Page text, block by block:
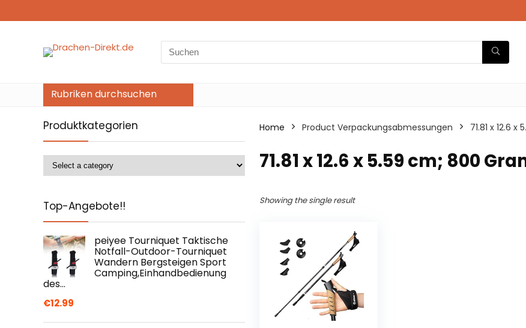
Search
for:
Rubriken durchsuchen
Produktkategorien
Top-Angebote!!
peiyee Tourniquet Taktische
Notfall-Outdoor-Tourniquet
Wandern Bergsteigen Sport
Camping,Einhandbedienung
des…
€12.99
Home Product Verpackungsabmessungen ‎71.81 x 12.6
‎71.81 x 12.6 x 5.59 cm; 800
Showing the single result